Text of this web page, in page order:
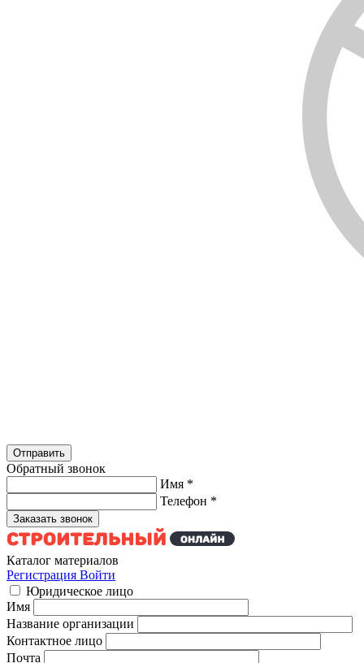
Обратный звонок
Имя *
Телефон *
Каталог материалов
Регистрация Войти
Юридическое лицо
Имя
Название организации
Контактное лицо
Почта